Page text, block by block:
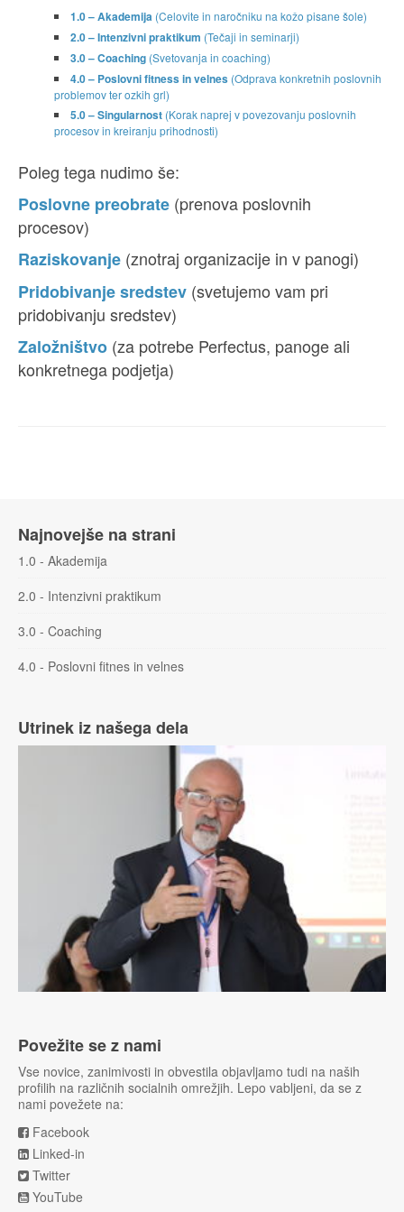
1.0 – Akademija (Celovite in naročniku na kožo pisane šole)
2.0 – Intenzivnipraktikum (Tečaji in seminarji)
3.0 – Coaching (Svetovanja in coaching)
4.0 ­– Poslovni fitness in velnes (Odprava konkretnih poslovnih
problemov ter ozkih grl)
5.0 – Singularnost (Korak naprej v povezovanju poslovnih
procesov in kreiranju prihodnosti)
Poleg tega nudimo še:
Poslovne preobrate (prenova poslovnih
procesov)
Raziskovanje (znotraj organizacije in v panogi)
Pridobivanje sredstev (svetujemo vam pri
pridobivanju sredstev)
Založništvo (za potrebe Perfectus, panoge ali
konkretnega podjetja)
Najnovejše na strani
1.0 - Akademija
2.0 - Intenzivni praktikum
3.0 - Coaching
4.0 - Poslovni fitnes in velnes
Utrinek iz našega dela
Povežite se z nami
Vse novice, zanimivosti in obvestila objavljamo tudi na naših
profilih na različnih socialnih omrežjih. Lepo vabljeni, da se z
nami povežete na:
Facebook
Linked-in
Twitter
YouTube